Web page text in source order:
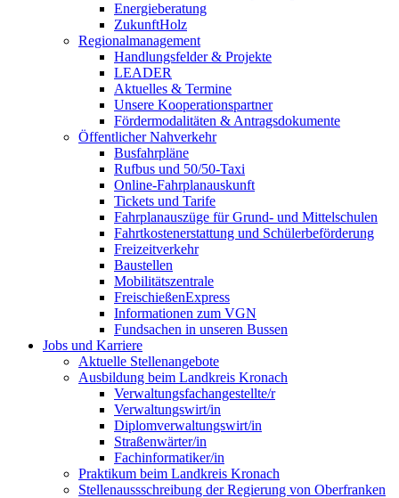
Energieberatung
ZukunftHolz
Regionalmanagement
Handlungsfelder & Projekte
LEADER
Aktuelles & Termine
Unsere Kooperationspartner
Fördermodalitäten & Antragsdokumente
Öffentlicher Nahverkehr
Busfahrpläne
Rufbus und 50/50-Taxi
Online-Fahrplanauskunft
Tickets und Tarife
Fahrplanauszüge für Grund- und Mittelschulen
Fahrtkostenerstattung und Schülerbeförderung
Freizeitverkehr
Baustellen
Mobilitätszentrale
FreischießenExpress
Informationen zum VGN
Fundsachen in unseren Bussen
Jobs und Karriere
Aktuelle Stellenangebote
Ausbildung beim Landkreis Kronach
Verwaltungsfachangestellte/r
Verwaltungswirt/in
Diplomverwaltungswirt/in
Straßenwärter/in
Fachinformatiker/in
Praktikum beim Landkreis Kronach
Stellenaussschreibung der Regierung von Oberfranken